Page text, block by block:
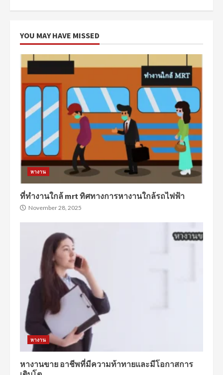
YOU MAY HAVE MISSED
หางาน
ที่ทำงานใกล้ mrt ทิศทางการหางานใกล้รถไฟฟ้า
November 28, 2025
หางาน
หางานขาย อาชีพที่มีความท้าทายและมีโอกาสการ